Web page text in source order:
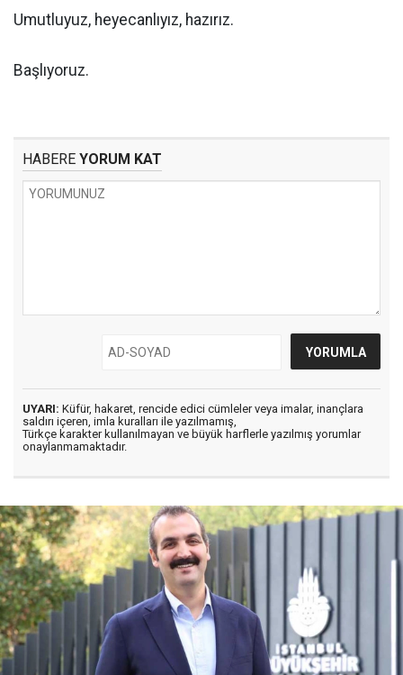
Umutluyuz, heyecanlıyız, hazırız.
Başlıyoruz.
HABERE YORUM KAT
UYARI: Küfür, hakaret, rencide edici cümleler veya imalar, inançlara
saldırı içeren, imla kuralları ile yazılmamış,
Türkçe karakter kullanılmayan ve büyük harflerle yazılmış yorumlar
onaylanmamaktadır.